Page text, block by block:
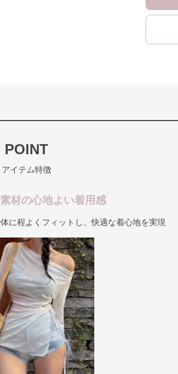
POINT
アイテム特徴
材の心地よい着用感
に程よくフィットし、快適な着心地を実現